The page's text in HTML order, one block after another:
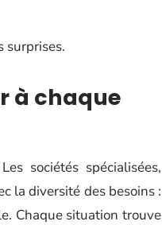
surprises.
à chaque
sociétés spécialisées,
la diversité des besoins :
Chaque situation trouve